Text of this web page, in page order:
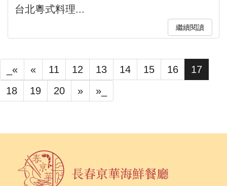
台北粵式料理...
繼續閱讀
_« « 11 12 13 14 15 16
17
18
19 20 » »_